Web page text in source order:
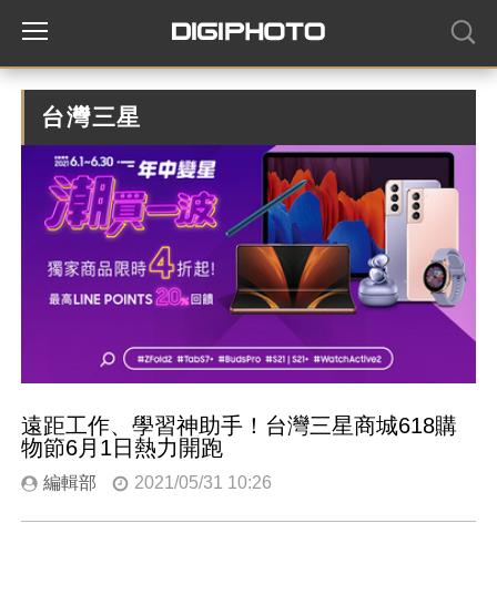
台灣三星
遠距工作、學習神助手！台灣三星商城618購
物節6月1日熱力開跑
編輯部 2021/05/31 10:26